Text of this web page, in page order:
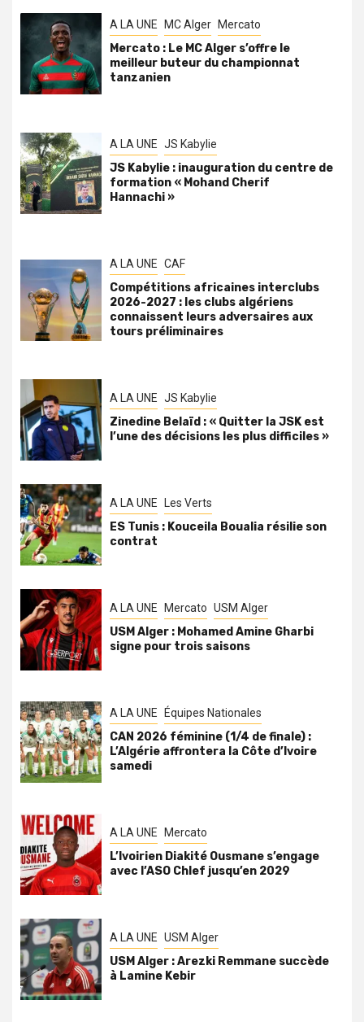
A LA UNE MC Alger Mercato
Mercato : Le MC Alger s’offre le
meilleur buteur du championnat
tanzanien
A LA UNE JS Kabylie
JS Kabylie : inauguration du centre de
formation « Mohand Cherif
Hannachi »
A LA UNE CAF
Compétitions africaines interclubs
2026-2027 : les clubs algériens
connaissent leurs adversaires aux
tours préliminaires
A LA UNE JS Kabylie
Zinedine Belaïd : « Quitter la JSK est
l’une des décisions les plus difficiles »
A LA UNE Les Verts
ES Tunis : Kouceila Boualia résilie son
contrat
A LA UNE Mercato USM Alger
USM Alger : Mohamed Amine Gharbi
signe pour trois saisons
A LA UNE Équipes Nationales
CAN 2026 féminine (1/4 de finale) :
L’Algérie affrontera la Côte d’Ivoire
samedi
A LA UNE Mercato
L’Ivoirien Diakité Ousmane s’engage
avec l’ASO Chlef jusqu’en 2029
A LA UNE USM Alger
USM Alger : Arezki Remmane succède
à Lamine Kebir